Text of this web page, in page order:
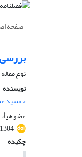
صفحه
نوع
نویسنده
جمشید
عضو هیأت
چکیده